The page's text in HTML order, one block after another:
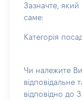
Зазначте, який
саме:
Категорія
Чи належите
відповідальне
відповідно до